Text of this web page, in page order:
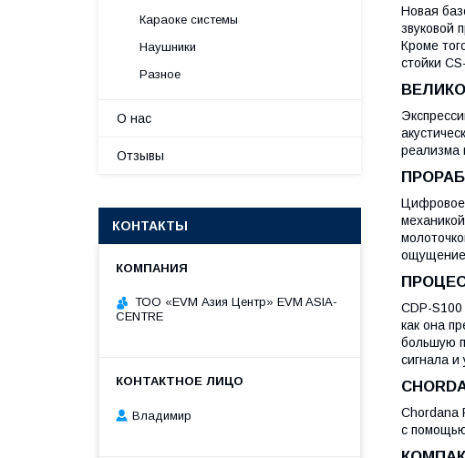
Новая
звуковой
Кроме
стойки
реализма
Цифровое
ощущение
CDP-
как она
большую
сигнала
Chordana
с
Караоке системы
Наушники
Разное
О нас
Отзывы
КОНТАКТЫ
ТОО «EVM Азия Центр» EVM ASIA-
CENTRE
Владимир